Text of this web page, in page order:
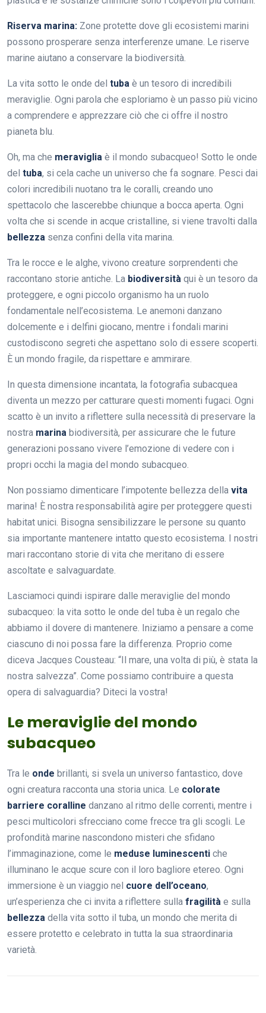
Riserva marina: Zone protette dove gli ecosistemi marini
possono prosperare senza interferenze umane. Le riserve
marine aiutano a conservare la biodiversità.
La vita sotto le onde del tuba è un tesoro di incredibili
meraviglie. Ogni parola che esploriamo è un passo più vicino
a comprendere e apprezzare ciò che ci offre il nostro
pianeta blu.
Oh, ma che meraviglia è il mondo subacqueo! Sotto le onde
del tuba, si cela cache un universo che fa sognare. Pesci dai
colori incredibili nuotano tra le coralli, creando uno
spettacolo che lascerebbe chiunque a bocca aperta. Ogni
volta che si scende in acque cristalline, si viene travolti dalla
bellezza senza confini della vita marina.
Tra le rocce e le alghe, vivono creature sorprendenti che
raccontano storie antiche. La biodiversità qui è un tesoro da
proteggere, e ogni piccolo organismo ha un ruolo
fondamentale nell’ecosistema. Le anemoni danzano
dolcemente e i delfini giocano, mentre i fondali marini
custodiscono segreti che aspettano solo di essere scoperti.
È un mondo fragile, da rispettare e ammirare.
In questa dimensione incantata, la fotografia subacquea
diventa un mezzo per catturare questi momenti fugaci. Ogni
scatto è un invito a riflettere sulla necessità di preservare la
nostra marina biodiversità, per assicurare che le future
generazioni possano vivere l’emozione di vedere con i
propri occhi la magia del mondo subacqueo.
Non possiamo dimenticare l’impotente bellezza della vita
marina! È nostra responsabilità agire per proteggere questi
habitat unici. Bisogna sensibilizzare le persone su quanto
sia importante mantenere intatto questo ecosistema. I nostri
mari raccontano storie di vita che meritano di essere
ascoltate e salvaguardate.
Lasciamoci quindi ispirare dalle meraviglie del mondo
subacqueo: la vita sotto le onde del tuba è un regalo che
abbiamo il dovere di mantenere. Iniziamo a pensare a come
ciascuno di noi possa fare la differenza. Proprio come
diceva Jacques Cousteau: “Il mare, una volta di più, è stata la
nostra salvezza”. Come possiamo contribuire a questa
opera di salvaguardia? Diteci la vostra!
Le meraviglie del mondo
subacqueo
Tra le onde brillanti, si svela un universo fantastico, dove
ogni creatura racconta una storia unica. Le colorate
barriere coralline danzano al ritmo delle correnti, mentre i
pesci multicolori sfrecciano come frecce tra gli scogli. Le
profondità marine nascondono misteri che sfidano
l’immaginazione, come le meduse luminescenti che
illuminano le acque scure con il loro bagliore etereo. Ogni
immersione è un viaggio nel cuore dell’oceano,
un’esperienza che ci invita a riflettere sulla fragilità e sulla
bellezza della vita sotto il tuba, un mondo che merita di
essere protetto e celebrato in tutta la sua straordinaria
varietà.